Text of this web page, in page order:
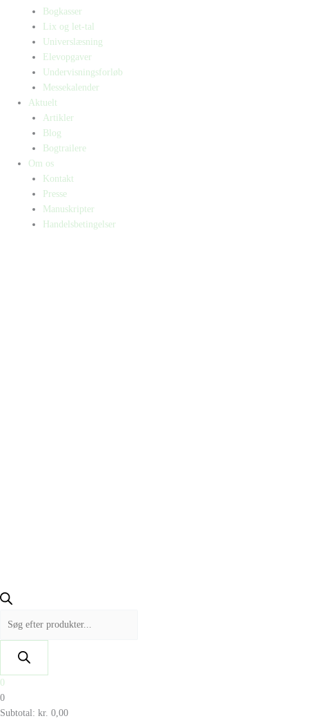
Bogkasser
Lix og let-tal
Universlæsning
Elevopgaver
Undervisningsforløb
Messekalender
Aktuelt
Artikler
Blog
Bogtrailere
Om os
Kontakt
Presse
Manuskripter
Handelsbetingelser
0
0
Subtotal: kr. 0,00